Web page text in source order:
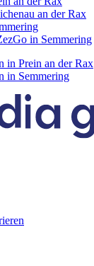
an der Rax
in Semmering
in Prein an der Rax
in Semmering